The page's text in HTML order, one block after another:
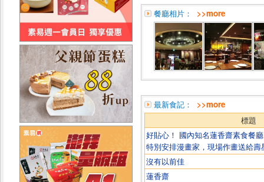
餐廳相片： >>more
最新食記： >>more
標題
好貼心！ 國內知名蓮香齋素食餐
特別安排漫畫家，現場作畫送給
沒有以前佳
蓮香齋